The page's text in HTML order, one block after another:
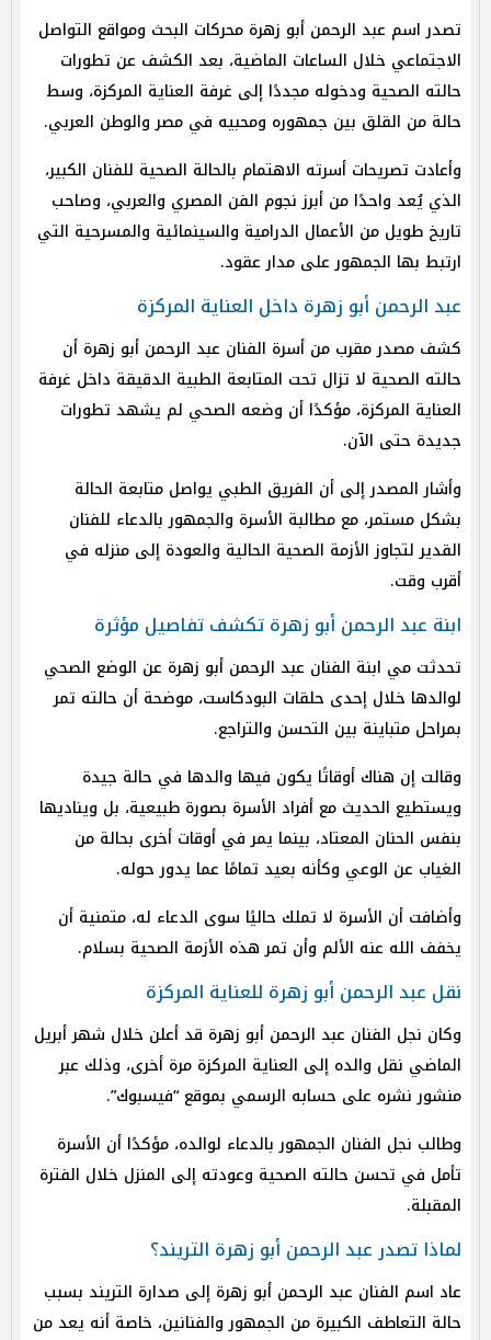
تصدر اسم عبد الرحمن أبو زهرة محركات البحث ومواقع التواصل
الاجتماعي خلال الساعات الماضية، بعد الكشف عن تطورات
حالته الصحية ودخوله مجددًا إلى غرفة العناية المركزة، وسط
حالة من القلق بين جمهوره ومحبيه في مصر والوطن العربي.
وأعادت تصريحات أسرته الاهتمام بالحالة الصحية للفنان الكبير،
الذي يُعد واحدًا من أبرز نجوم الفن المصري والعربي، وصاحب
تاريخ طويل من الأعمال الدرامية والسينمائية والمسرحية التي
ارتبط بها الجمهور على مدار عقود.
عبد الرحمن أبو زهرة داخل العناية المركزة
كشف مصدر مقرب من أسرة الفنان عبد الرحمن أبو زهرة أن
حالته الصحية لا تزال تحت المتابعة الطبية الدقيقة داخل غرفة
العناية المركزة، مؤكدًا أن وضعه الصحي لم يشهد تطورات
جديدة حتى الآن.
وأشار المصدر إلى أن الفريق الطبي يواصل متابعة الحالة
بشكل مستمر، مع مطالبة الأسرة والجمهور بالدعاء للفنان
القدير لتجاوز الأزمة الصحية الحالية والعودة إلى منزله في
أقرب وقت.
ابنة عبد الرحمن أبو زهرة تكشف تفاصيل مؤثرة
تحدثت مي ابنة الفنان عبد الرحمن أبو زهرة عن الوضع الصحي
لوالدها خلال إحدى حلقات البودكاست، موضحة أن حالته تمر
بمراحل متباينة بين التحسن والتراجع.
وقالت إن هناك أوقاتًا يكون فيها والدها في حالة جيدة
ويستطيع الحديث مع أفراد الأسرة بصورة طبيعية، بل ويناديها
بنفس الحنان المعتاد، بينما يمر في أوقات أخرى بحالة من
الغياب عن الوعي وكأنه بعيد تمامًا عما يدور حوله.
وأضافت أن الأسرة لا تملك حاليًا سوى الدعاء له، متمنية أن
يخفف الله عنه الألم وأن تمر هذه الأزمة الصحية بسلام.
نقل عبد الرحمن أبو زهرة للعناية المركزة
وكان نجل الفنان عبد الرحمن أبو زهرة قد أعلن خلال شهر أبريل
الماضي نقل والده إلى العناية المركزة مرة أخرى، وذلك عبر
منشور نشره على حسابه الرسمي بموقع “فيسبوك”.
وطالب نجل الفنان الجمهور بالدعاء لوالده، مؤكدًا أن الأسرة
تأمل في تحسن حالته الصحية وعودته إلى المنزل خلال الفترة
المقبلة.
لماذا تصدر عبد الرحمن أبو زهرة التريند؟
عاد اسم الفنان عبد الرحمن أبو زهرة إلى صدارة التريند بسبب
حالة التعاطف الكبيرة من الجمهور والفنانين، خاصة أنه يعد من